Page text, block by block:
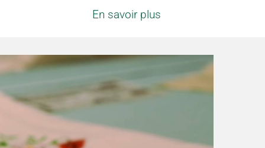
En savoir plus